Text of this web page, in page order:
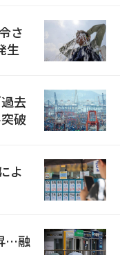
さ
生
去
破
よ
…融